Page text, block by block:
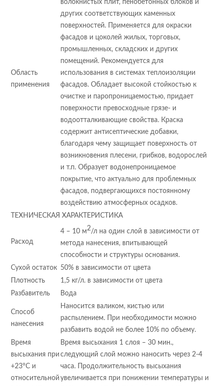
Область
применения
волокнистых плит, пенобетонных блоков и
других соответствующих каменных
поверхностей. Применяется для окраски
фасадов и цоколей жилых, торговых,
промышленных, складских и других
помещений. Рекомендуется для
использования в системах теплоизоляции
фасадов. Обладает высокой стойкостью к
очистке и паропроницаемостью, придает
поверхности превосходные грязе- и
водоотталкивающие свойства. Краска
содержит антисептические добавки,
благодаря чему защищает поверхность от
возникновения плесени, грибков, водорослей
и т.п. Образует водонепроницаемое
покрытие, что актуально для проблемных
фасадов, подвергающихся постоянному
воздействию атмосферных осадков.
ТЕХНИЧЕСКАЯ ХАРАКТЕРИСТИКА
Расход
4 – 10 м2/л на один слой в зависимости от
метода нанесения, впитывающей
способности и структуры основания.
Сухой остаток 50% в зависимости от цвета
Плотность
1,5 кг/л. в зависимости от цвета
Разбавитель
Вода
Способ
нанесения
Наносится валиком, кистью или
распылением. При необходимости можно
разбавить водой не более 10% по объему.
Время
высыхания при
+23°С и
относительной
Время высыхания 1 слоя – 30 мин.,
следующий слой можно наносить через 2-4
часа. Продолжительность высыхания
увеличивается при понижении температуры и